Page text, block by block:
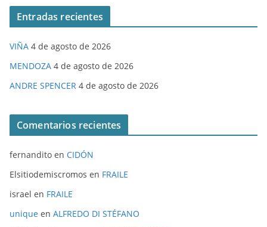
Entradas recientes
VIÑA 4 de agosto de 2026
MENDOZA 4 de agosto de 2026
ANDRE SPENCER 4 de agosto de 2026
Comentarios recientes
fernandito en CIDÓN
Elsitiodemiscromos en FRAILE
israel en FRAILE
unique en ALFREDO DI STÉFANO